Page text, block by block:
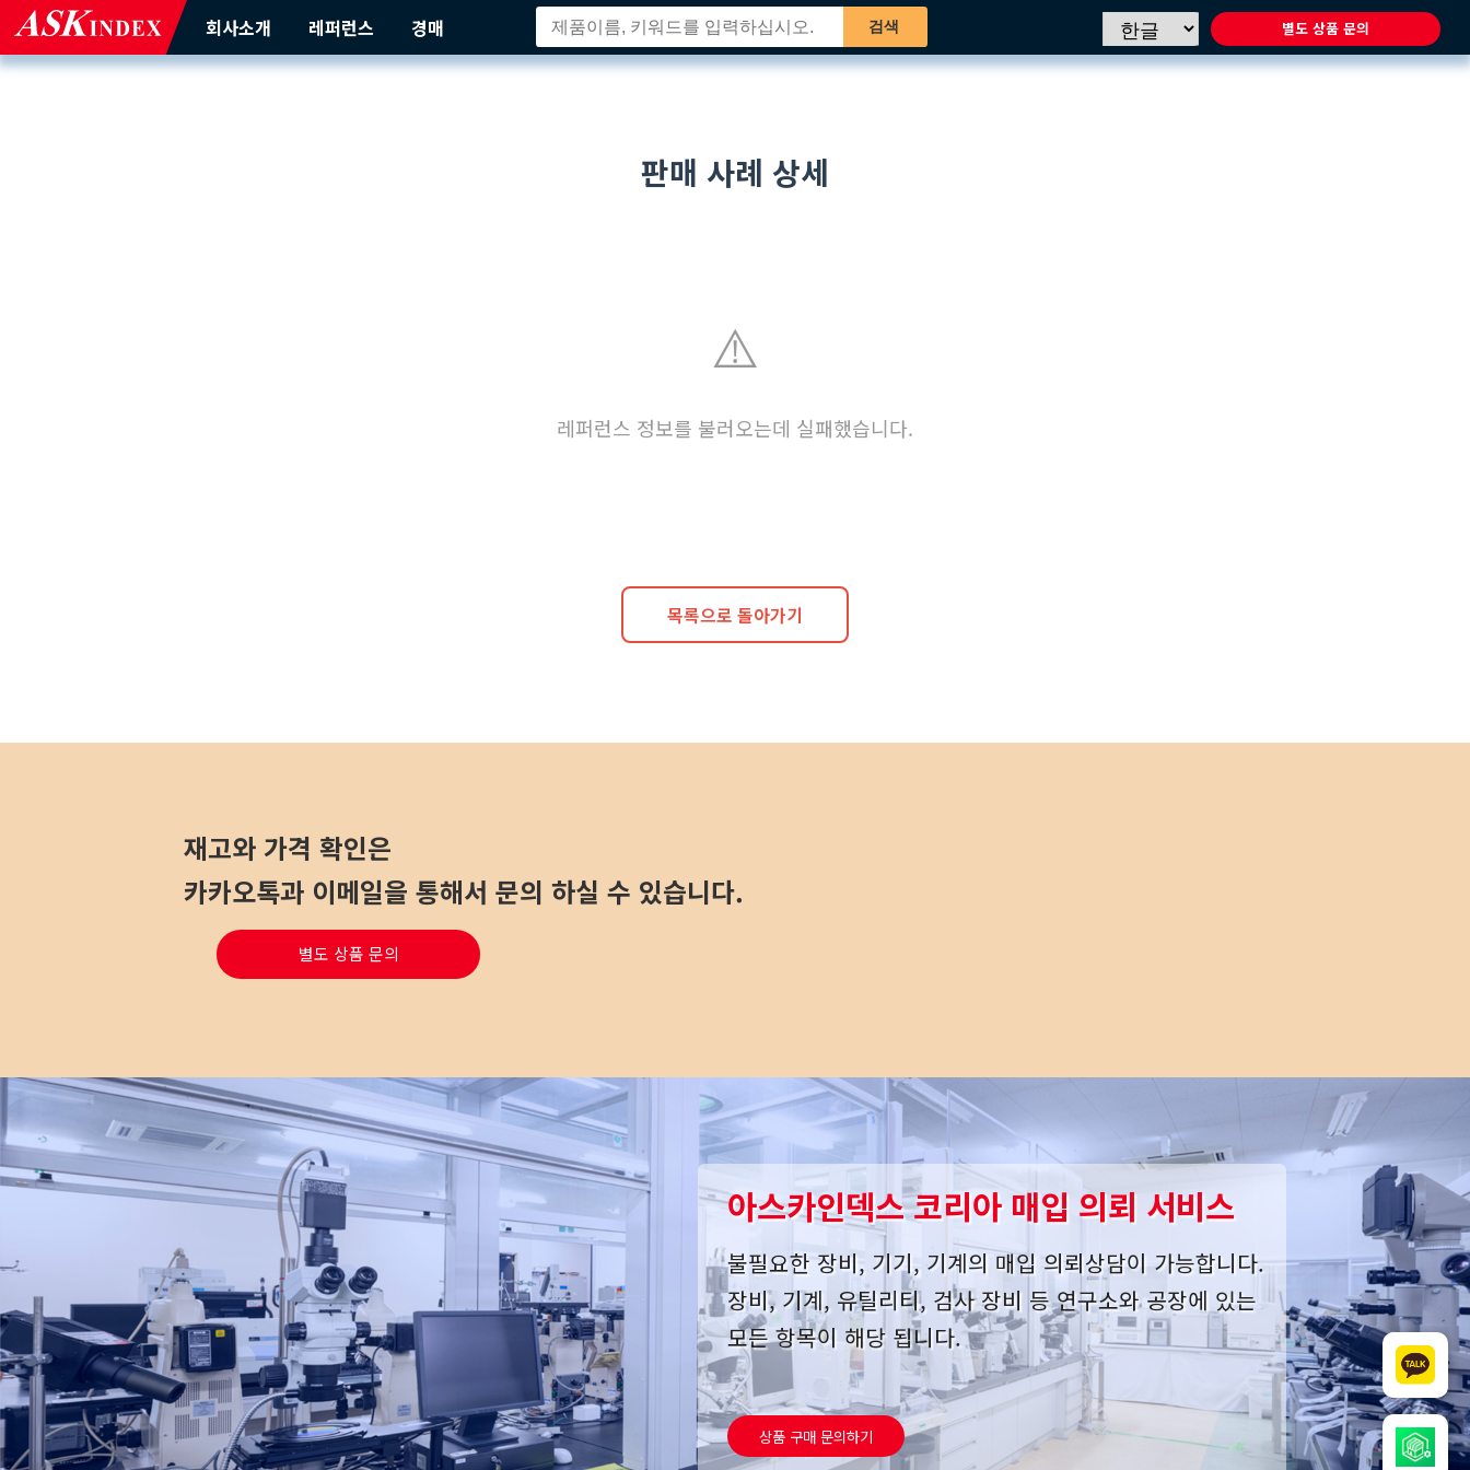
회사소개 레퍼런스 경매 검색 별도 상품 문의
판매 사례 상세
⚠️
레퍼런스 정보를 불러오는데 실패했습니다.
목록으로 돌아가기
재고와 가격 확인은
카카오톡과 이메일을 통해서 문의 하실 수 있습니다.
별도 상품 문의
아스카인덱스 코리아 매입 의뢰 서비스
불필요한 장비, 기기, 기계의 매입 의뢰상담이 가능합니다.
장비, 기계, 유틸리티, 검사 장비 등 연구소와 공장에 있는
모든 항목이 해당 됩니다.
상품 구매 문의하기